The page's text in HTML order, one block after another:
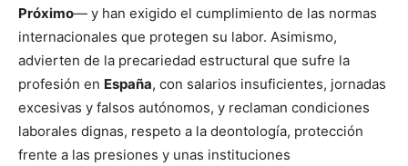
Próximo— y han exigido el cumplimiento de las normas
internacionales que protegen su labor. Asimismo,
advierten de la precariedad estructural que sufre la
profesión en España, con salarios insuficientes, jornadas
excesivas y falsos autónomos, y reclaman condiciones
laborales dignas, respeto a la deontología, protección
frente a las presiones y unas instituciones